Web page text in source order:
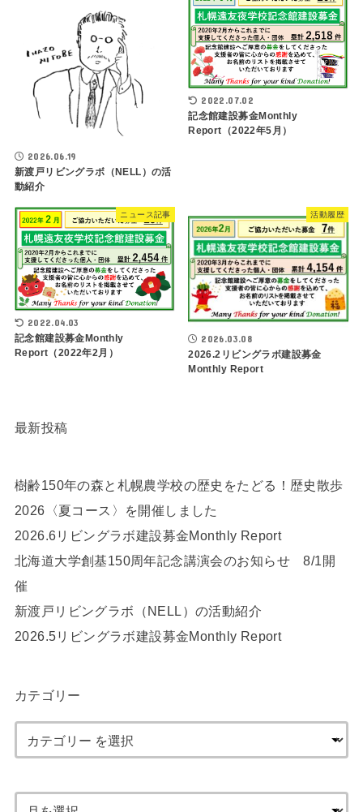
2026.06.19
新渡戸リビングラボ（NELL）の活
動紹介
2022.07.02
記念館建設募金Monthly
Report（2022年5月）
ニュース記事
2022.04.03
記念館建設募金Monthly
Report（2022年2月）
活動履歴
2026.03.08
2026.2リビングラボ建設募金
Monthly Report
最新投稿
樹齢150年の森と札幌農学校の歴史をたどる！歴史散歩
2026〈夏コース〉を開催しました
2026.6リビングラボ建設募金Monthly Report
北海道大学創基150周年記念講演会のお知らせ 8/1開
催
新渡戸リビングラボ（NELL）の活動紹介
2026.5リビングラボ建設募金Monthly Report
カテゴリー